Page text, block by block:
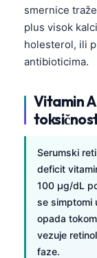
smernice
plus visok
holesterol, ili
antibioticima.
Vitamin
Serumski
deficit
100 µg/dL
se simptomi
opada
vezuje
faze.